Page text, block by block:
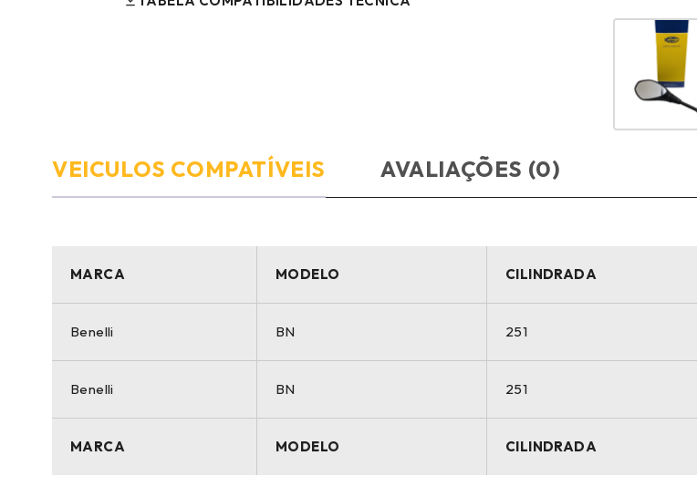
VEICULOS COMPATÍVEIS AVALIAÇÕES (0)
MARCA MODELO CILINDRADA
MARCA MODELO CILINDRADA
Benelli BN 251
Benelli BN 251